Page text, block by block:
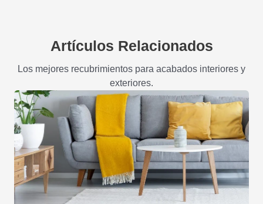
Artículos Relacionados
Los mejores recubrimientos para acabados interiores y
exteriores.